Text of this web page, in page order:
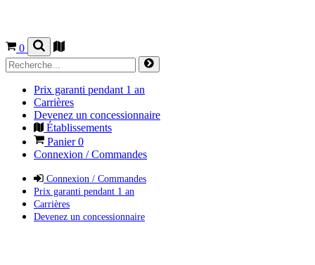
0
Prix garanti pendant 1 an
Carrières
Devenez un concessionnaire
Établissements
Panier0
Connexion / Commandes
Connexion / Commandes
Prix garanti pendant 1 an
Carrières
Devenez un concessionnaire